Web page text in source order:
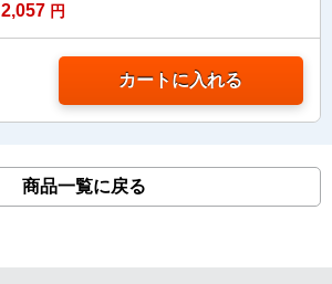
2,057 円
カートに入れる
商品一覧に戻る